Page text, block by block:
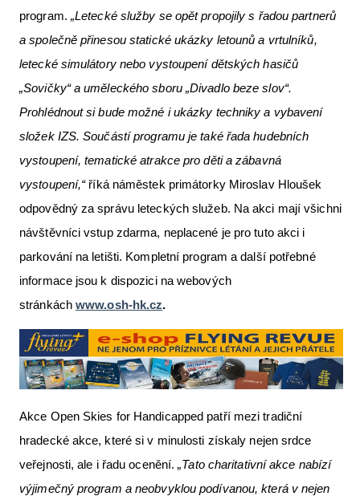
program. „Letecké služby se opět propojily s řadou partnerů
a společně přinesou statické ukázky letounů a vrtulníků,
letecké simulátory nebo vystoupení dětských hasičů
„Sovičky“ a uměleckého sboru „Divadlo beze slov“.
Prohlédnout si bude možné i ukázky techniky a vybavení
složek IZS. Součástí programu je také řada hudebních
vystoupení, tematické atrakce pro děti a zábavná
vystoupení,“říká náměstek primátorky Miroslav Hloušek
odpovědný za správu leteckých služeb. Na akci mají všichni
návštěvníci vstup zdarma, neplacené je pro tuto akci i
parkování na letišti. Kompletní program a další potřebné
informace jsou k dispozici na webových
stránkách www.osh-hk.cz.
Akce Open Skies for Handicapped patří mezi tradiční
hradecké akce, které si v minulosti získaly nejen srdce
veřejnosti, ale i řadu ocenění.„Tato charitativní akce nabízí
výjimečný program a neobvyklou podívanou, která v nejen